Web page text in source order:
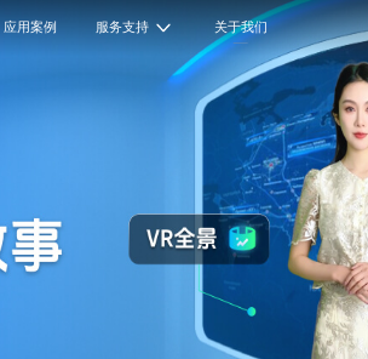
应用案例 服务支持 关于我们